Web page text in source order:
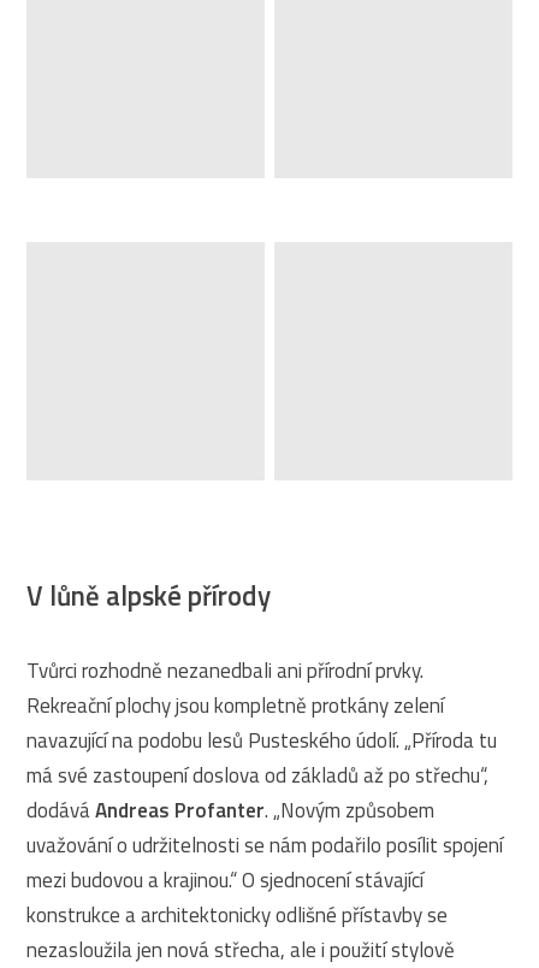
V lůně alpské přírody
Tvůrci rozhodně nezanedbali ani přírodní prvky.
Rekreační plochy jsou kompletně protkány zelení
navazující na podobu lesů Pusteského údolí. „Příroda tu
má své zastoupení doslova od základů až po střechu“,
dodáváAndreas Profanter. „Novým způsobem
uvažování o udržitelnosti se nám podařilo posílit spojení
mezi budovou a krajinou.“ O sjednocení stávající
konstrukce a architektonicky odlišné přístavby se
nezasloužila jen nová střecha, ale i použití stylově